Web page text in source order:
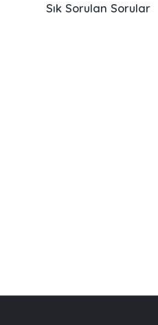
Sık Sorulan Sorular